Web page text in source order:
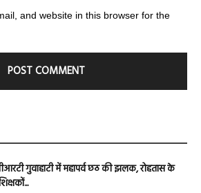
and website in this browser for the
गुवाहाटी में महापर्व छठ की झलक, रोहतास के